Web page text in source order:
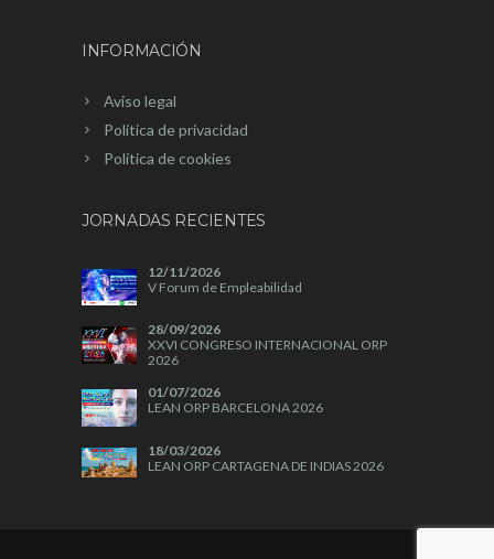
INFORMACIÓN
Aviso legal
Política de privacidad
Política de cookies
JORNADAS RECIENTES
12/11/2026
V Forum de Empleabilidad
28/09/2026
XXVI CONGRESO INTERNACIONAL ORP
2026
01/07/2026
LEAN ORP BARCELONA 2026
18/03/2026
LEAN ORP CARTAGENA DE INDIAS 2026